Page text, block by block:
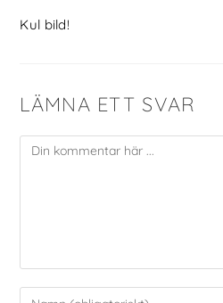
Kul bild!
LÄMNA ETT SVAR